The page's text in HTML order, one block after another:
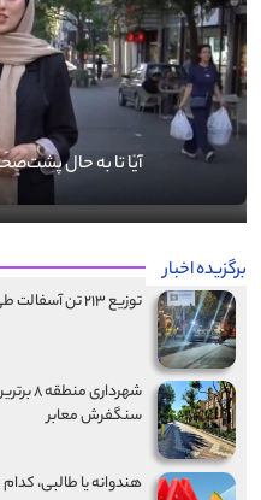
آیا تا به حال
برگزیده اخبار
توزیع ۲۱۳ تن آسفالت طی هفته گذشته در محدوده مرکزی تبریز
سنگفرش معابر
هندوانه یا طالبی،